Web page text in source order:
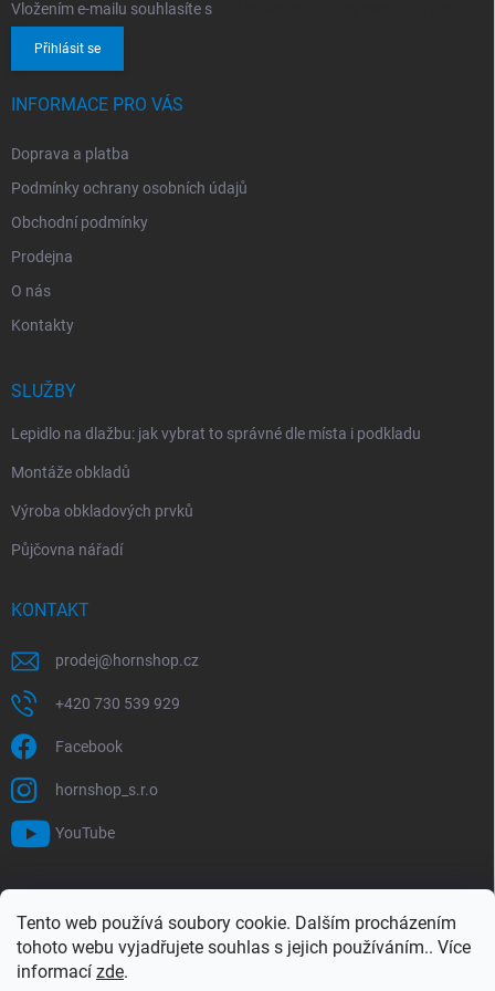
Tento web používá soubory cookie. Dalším procházením
tohoto webu vyjadřujete souhlas s jejich používáním.. Více
informací zde.
Vložením e-mailu souhlasíte s
Přihlásit se
INFORMACE PRO VÁS
Doprava a platba
Podmínky ochrany osobních údajů
Obchodní podmínky
Prodejna
O nás
Kontakty
SLUŽBY
Lepidlo na dlažbu: jak vybrat to správné dle místa i podkladu
Montáže obkladů
Výroba obkladových prvků
Půjčovna nářadí
KONTAKT
prodej@hornshop.cz
+420 730 539 929
Facebook
hornshop_s.r.o
YouTube
Hledat